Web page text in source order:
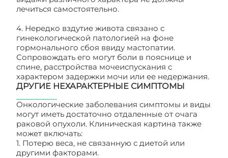
лечиться самостоятельно.
4. Нередко вздутие живота связано с
гинекологической патологией на фоне
гормонального сбоя ввиду мастопатии.
Сопровождать его могут боли в пояснице и
спине, расстройства мочеиспускания с
характером задержки мочи или ее недержания.
ДРУГИЕ НЕХАРАКТЕРНЫЕ СИМПТОМЫ
Онкологические заболевания симптомы и виды
могут иметь достаточно отдаленные от очага
раковой опухоли. Клиническая картина также
может включать:
1. Потерю веса, не связанную с диетой или
другими факторами.